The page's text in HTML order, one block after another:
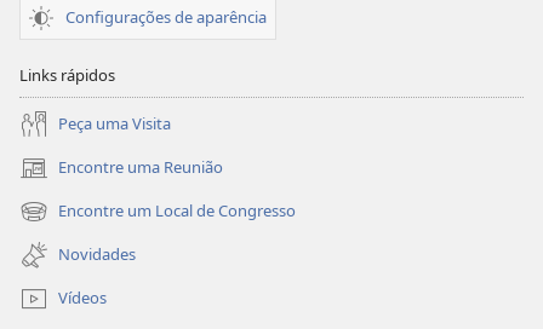
RespostasRespostas
Configurações de aparência
Links rápidos
Peça uma Visita
Encontre uma Reunião
(abre
nova
janela)
Encontre um Local de Congresso
(abre
nova
janela)
Novidades
Vídeos